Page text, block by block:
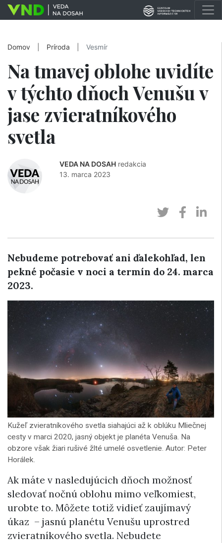
Domov Príroda Vesmír
Na tmavej oblohe uvidíte
v týchto dňoch Venušu v
jase zvieratníkového
svetla
VEDA NA DOSAH redakcia
13. marca 2023
Nebudeme potrebovať ani ďalekohľad, len
pekné počasie v noci a termín do 24. marca
2023.
Kužeľ zvieratníkového svetla siahajúci až k oblúku Mliečnej
cesty v marci 2020, jasný objekt je planéta Venuša. Na
obzore však žiari rušivé žlté umelé osvetlenie. Autor: Peter
Horálek.
Ak máte v nasledujúcich dňoch možnosť
sledovať nočnú oblohu mimo veľkomiest,
urobte to. Môžete totiž vidieť zaujímavý
úkaz – jasnú planétu Venušu uprostred
zvieratníkového svetla. Nebudete